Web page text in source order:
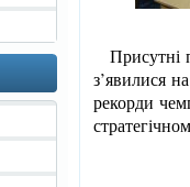
Присутні
з’явилися
рекорди